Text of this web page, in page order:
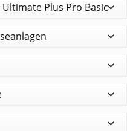
Plus Pro Basic